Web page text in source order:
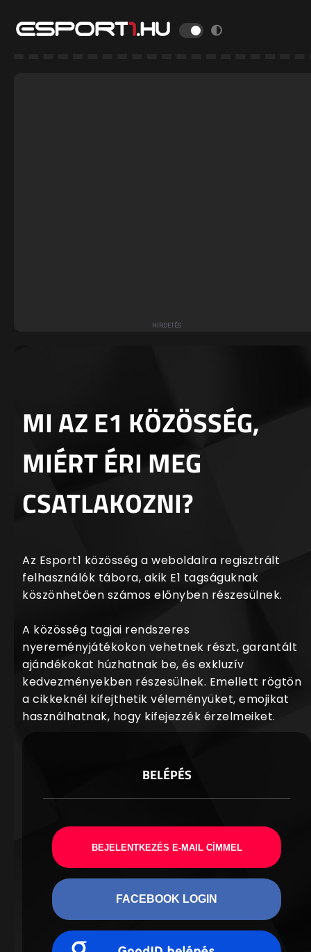
MI AZ E1 KÖZÖSSÉG,
MIÉRT ÉRI MEG
CSATLAKOZNI?
Az Esport1 közösség a weboldalra regisztrált
felhasználók tábora, akik E1 tagságuknak
köszönhetően számos előnyben részesülnek.
A közösség tagjai rendszeres
nyereményjátékokon vehetnek részt, garantált
ajándékokat húzhatnak be, és exkluzív
kedvezményekben részesülnek. Emellett rögtön
a cikkeknél kifejthetik véleményüket, emojikat
használhatnak, hogy kifejezzék érzelmeiket.
BELÉPÉS
BEJELENTKEZÉS E-MAIL CÍMMEL
FACEBOOK LOGIN